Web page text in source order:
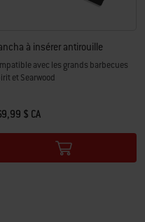
à insérer antirouille
avec les grands barbecues
et Searwood
$ CA
Options